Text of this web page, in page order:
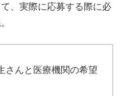
、実際に応募する際に必
さんと医療機関の希望